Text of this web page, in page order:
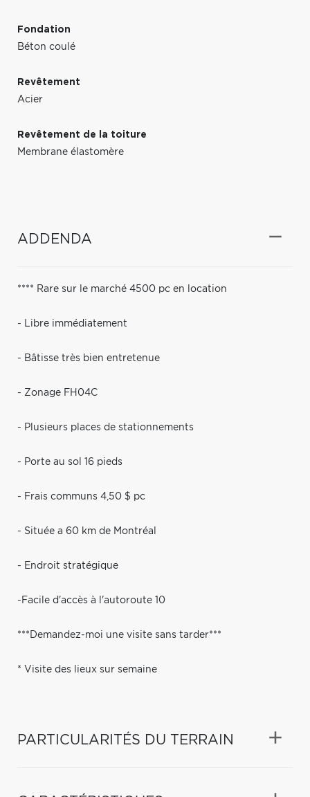
Fondation
Béton coulé
Revêtement
Acier
Revêtement de la toiture
Membrane élastomère
ADDENDA
**** Rare sur le marché 4500 pc en location
- Libre immédiatement
- Bâtisse très bien entretenue
- Zonage FH04C
- Plusieurs places de stationnements
- Porte au sol 16 pieds
- Frais communs 4,50 $ pc
- Située a 60 km de Montréal
- Endroit stratégique
-Facile d'accès à l'autoroute 10
***Demandez-moi une visite sans tarder***
* Visite des lieux sur semaine
PARTICULARITÉS DU TERRAIN